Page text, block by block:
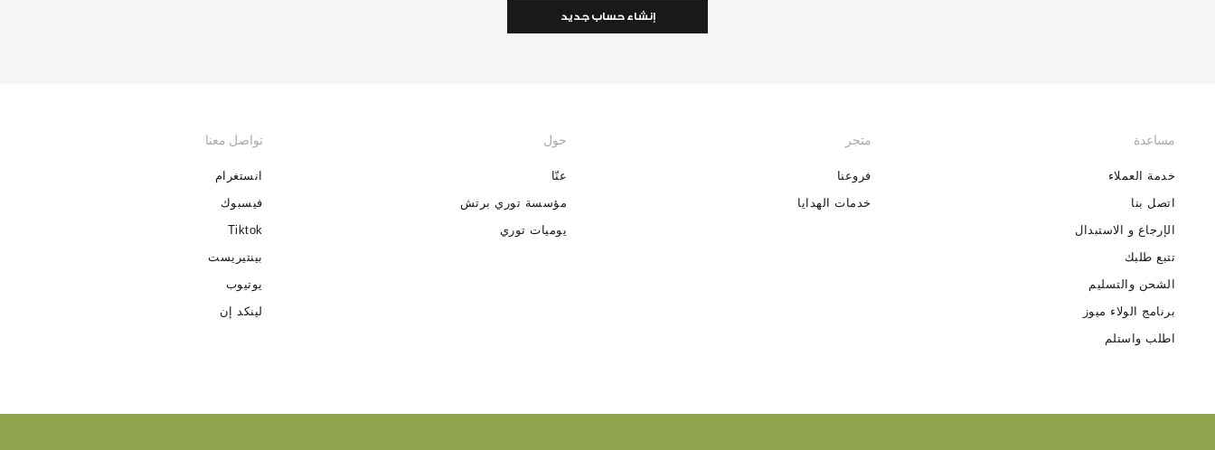
إنشاء حساب جديد
مساعدة
خدمة العملاء
اتصل بنا
الإرجاع و الاستبدال
تتبع طلبك
الشحن والتسليم
برنامج الولاء ميوز
اطلب واستلم
متجر
فروعنا
خدمات الهدايا
حول
عنّا
مؤسسة توري برتش
يوميات توري
تواصل معنا
انستغرام
فيسبوك
Tiktok
بينتيريست
يوتيوب
لينكد إن